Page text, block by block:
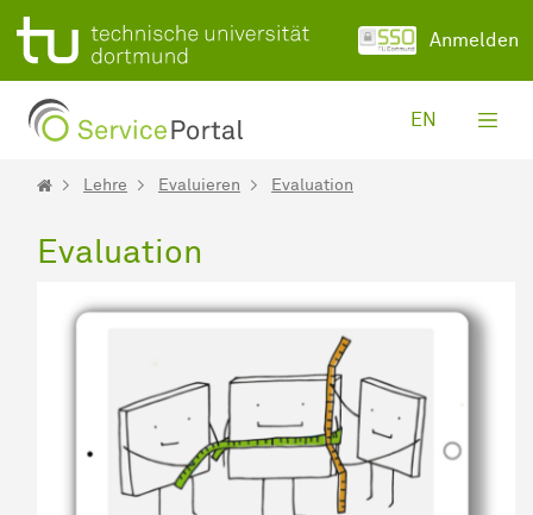
Zum Hauptinhalt springen
Anmelden
EN
Lehre Evaluieren Evaluation
Evaluation